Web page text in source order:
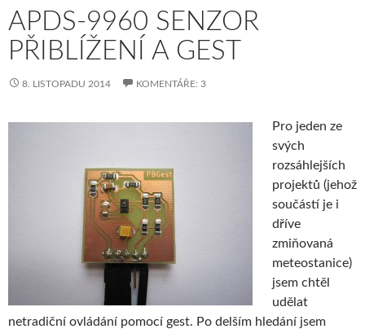
APDS-9960 SENZOR
PŘIBLÍŽENÍ A GEST
8. LISTOPADU 2014 KOMENTÁŘE: 3
Pro jeden ze
svých
rozsáhlejších
projektů (jehož
součástí je i
dříve
zmiňovaná
meteostanice)
jsem chtěl
udělat
netradiční ovládání pomocí gest. Po delším hledání jsem